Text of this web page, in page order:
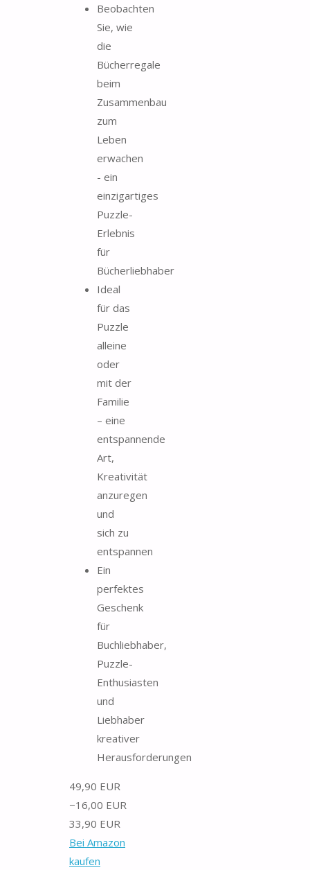
Beobachten
Sie, wie
die
Bücherregale
beim
Zusammenbau
zum
Leben
erwachen
- ein
einzigartiges
Puzzle-
Erlebnis
für
Bücherliebhaber
Ideal
für das
Puzzle
alleine
oder
mit der
Familie
– eine
entspannende
Art,
Kreativität
anzuregen
und
sich zu
entspannen
Ein
perfektes
Geschenk
für
Buchliebhaber,
Puzzle-
Enthusiasten
und
Liebhaber
kreativer
Herausforderungen
49,90 EUR
−16,00 EUR
33,90 EUR
Bei Amazon
kaufen